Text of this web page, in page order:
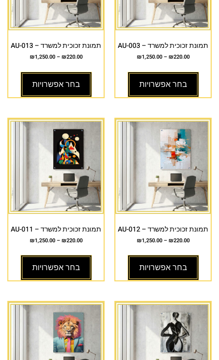
תמונת זכוכית למשרד – AU-003
₪220.00
–
₪1,250.00
בחר אפשרויות
תמונת זכוכית למשרד – AU-013
₪220.00
–
₪1,250.00
בחר אפשרויות
תמונת זכוכית למשרד – AU-012
₪220.00
–
₪1,250.00
בחר אפשרויות
תמונת זכוכית למשרד – AU-011
₪220.00
–
₪1,250.00
בחר אפשרויות